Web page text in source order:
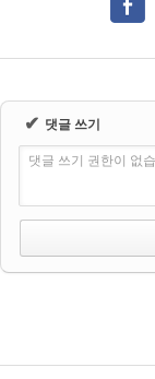
✔ 댓글 쓰기
댓글 쓰기 권한이 없